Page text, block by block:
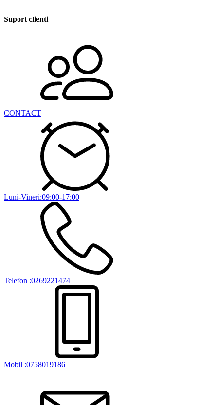
Suport clienti
CONTACT
Luni-Vineri:09:00-17:00
Telefon :0269221474
Mobil :0758019186